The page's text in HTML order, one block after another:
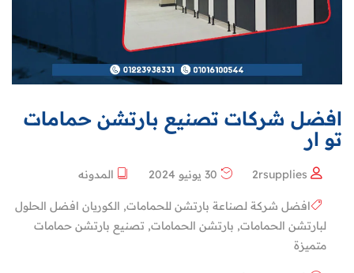
افضل شركات تصنيع بارتشن حمامات
تو ار
2rsupplies المدونه
افضل شركة لصناعة بارتشن للحمامات, الكوريان افضل الحلول
لبارتشن الحمامات, بارتشن الحمامات, تصنيع بارتشن حمامات
متميزة